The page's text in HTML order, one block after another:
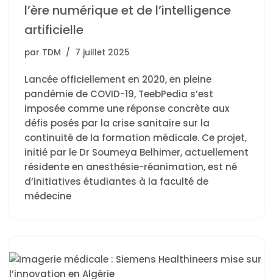
l’ère numérique et de l’intelligence
artificielle
par TDM 7 juillet 2025
Lancée officiellement en 2020, en pleine
pandémie de COVID-19, TeebPedia s’est
imposée comme une réponse concrète aux
défis posés par la crise sanitaire sur la
continuité de la formation médicale. Ce projet,
initié par le Dr Soumeya Belhimer, actuellement
résidente en anesthésie-réanimation, est né
d’initiatives étudiantes à la faculté de
médecine